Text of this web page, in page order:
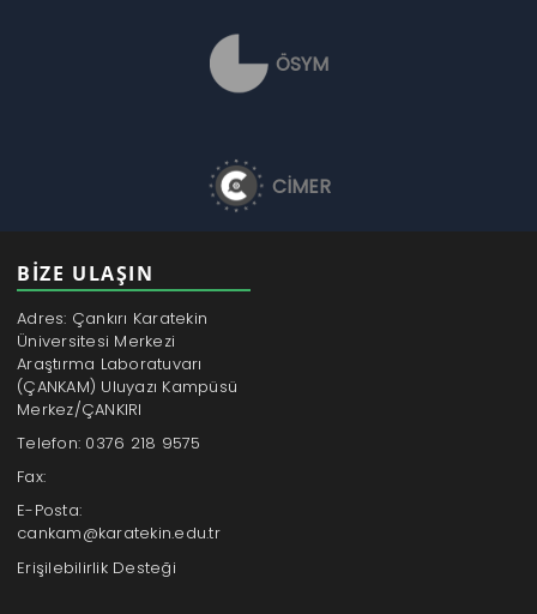
ÖSYM
CİMER
BİZE ULAŞIN
Adres: Çankırı Karatekin
Üniversitesi Merkezi
Araştırma Laboratuvarı
(ÇANKAM) Uluyazı Kampüsü
Merkez/ÇANKIRI
Telefon: 0376 218 9575
Fax:
E-Posta:
cankam@karatekin.edu.tr
Erişilebilirlik Desteği